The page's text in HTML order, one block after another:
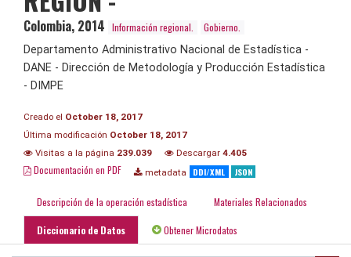
Colombia, 2014 Información regional.
Gobierno.
Departamento Administrativo Nacional de Estadística -
DANE - Dirección de Metodología y Producción Estadística
- DIMPE
Creado el October 18, 2017
Última modificación October 18, 2017
Visitas a la página 239.039 Descargar 4.405
Documentación en PDF metadata DDI/XML JSON
Descripción de la operación estadística Materiales Relacionados
Diccionario de Datos Obtener Microdatos